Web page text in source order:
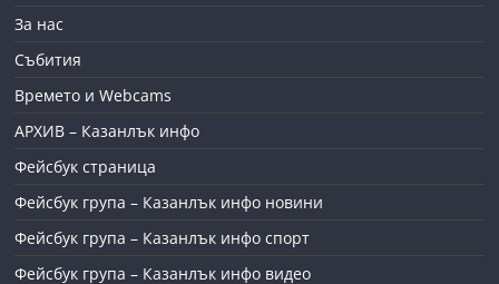
За нас
Събития
Времето и Webcams
АРХИВ – Казанлък инфо
Фейсбук страница
Фейсбук група – Казанлък инфо новини
Фейсбук група – Казанлък инфо спорт
Фейсбук група – Казанлък инфо видео